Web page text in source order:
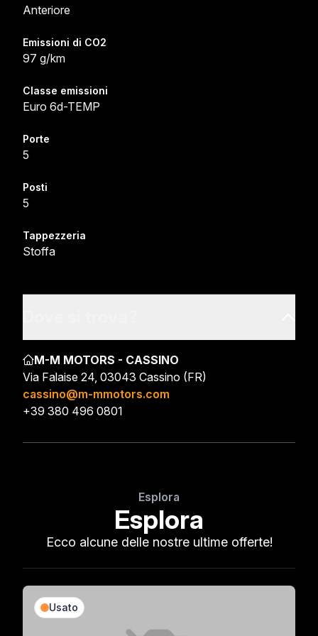
Anteriore
Emissioni di CO2
97 g/km
Classe emissioni
Euro 6d-TEMP
Porte
5
Posti
5
Tappezzeria
Stoffa
M-M MOTORS - CASSINO
Via Falaise 24, 03043 Cassino (FR)
cassino@m-mmotors.com
+39 380 496 0801
Esplora
Esplora
Ecco alcune delle nostre ultime offerte!
Usato